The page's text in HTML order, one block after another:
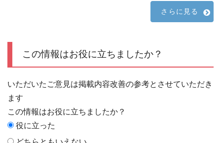
さらに見る
この情報はお役に立ちましたか？
いただいたご意見は掲載内容改善の参考とさせていただき
ます
この情報はお役に立ちましたか？
役に立った